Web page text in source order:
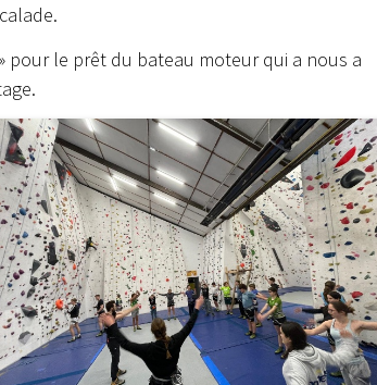
pour le prêt du bateau moteur qui a nous a